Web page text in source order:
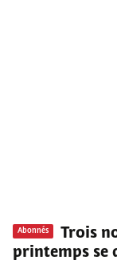
Abonnés
Trois
printemps se